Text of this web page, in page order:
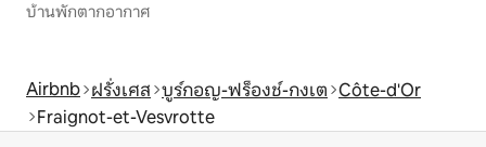
บ้านพักตากอากาศ
Airbnb ฝรั่งเศส บูร์กอญ-ฟร็องช์-กงเต Côte-d'Or
Fraignot-et-Vesvrotte